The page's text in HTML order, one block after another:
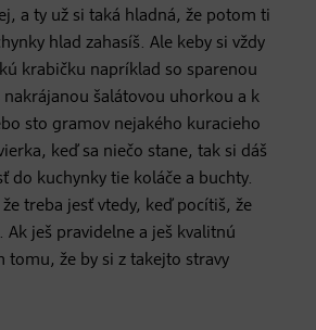
a ty už si taká hladná, že potom ti
hlad zahasíš. Ale keby si vždy
krabičku napríklad so sparenou
šalátovou uhorkou a k
sto gramov nejakého kuracieho
keď sa niečo stane, tak si dáš
do kuchynky tie koláče a buchty.
že treba jesť vtedy, keď pocítiš, že
Ak ješ pravidelne a ješ kvalitnú
tomu, že by si z takejto stravy